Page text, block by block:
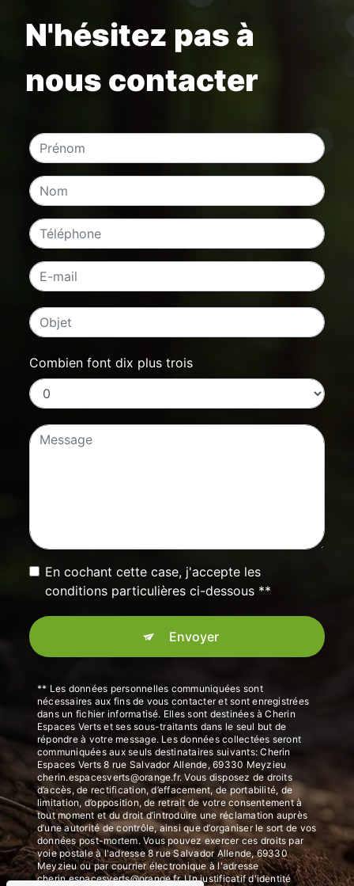
N'hésitez pas à
nous contacter
Combien font dix plus trois
En cochant cette case, j'accepte les
conditions particulières ci-dessous **
Envoyer
** Les données personnelles communiquées sont
nécessaires aux fins de vous contacter et sont enregistrées
dans un fichier informatisé. Elles sont destinées à Cherin
Espaces Verts et ses sous-traitants dans le seul but de
répondre à votre message. Les données collectées seront
communiquées aux seuls destinataires suivants: Cherin
Espaces Verts 8 rue Salvador Allende, 69330 Meyzieu
cherin.espacesverts@orange.fr. Vous disposez de droits
d’accès, de rectification, d’effacement, de portabilité, de
limitation, d’opposition, de retrait de votre consentement à
tout moment et du droit d’introduire une réclamation auprès
d’une autorité de contrôle, ainsi que d’organiser le sort de vos
données post-mortem. Vous pouvez exercer ces droits par
voie postale à l'adresse 8 rue Salvador Allende, 69330
Meyzieu ou par courrier électronique à l'adresse
cherin.espacesverts@orange.fr. Un justificatif d'identité